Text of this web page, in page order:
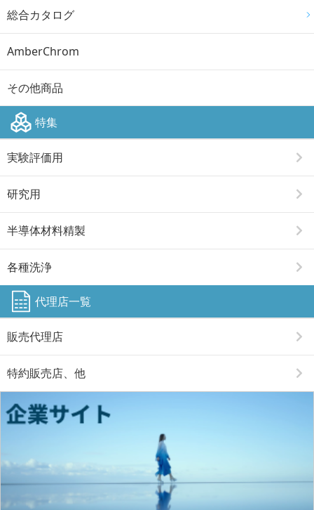
総合カタログ
AmberChrom
その他商品
特集
実験評価用
研究用
半導体材料精製
各種洗浄
代理店一覧
販売代理店
特約販売店、他